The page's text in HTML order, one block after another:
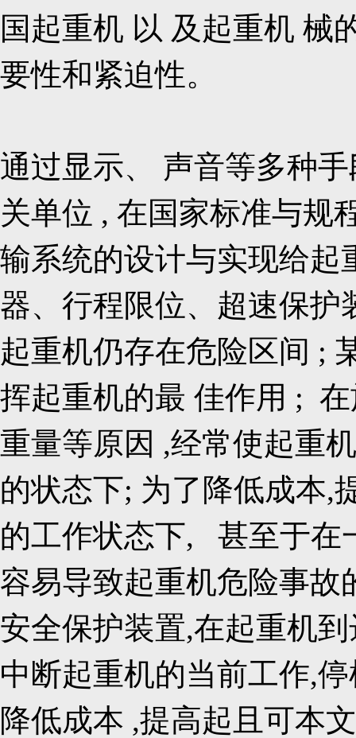
国起重机 以 及起重机 械
要性和紧迫性。
通过显示、 声音等多种
关单位 , 在国家标准与规
输系统的设计与实现给起
器、行程限位、超速保护
起重机仍存在危险区间 ;
挥起重机的最 佳作用 ;
重量等原因 ,经常使起重
的状态下; 为了降低成本,
的工作状态下, 甚至于在
容易导致起重机危险事故
安全保护装置,在起重机
中断起重机的当前工作,
降低成本 ,提高起且可本